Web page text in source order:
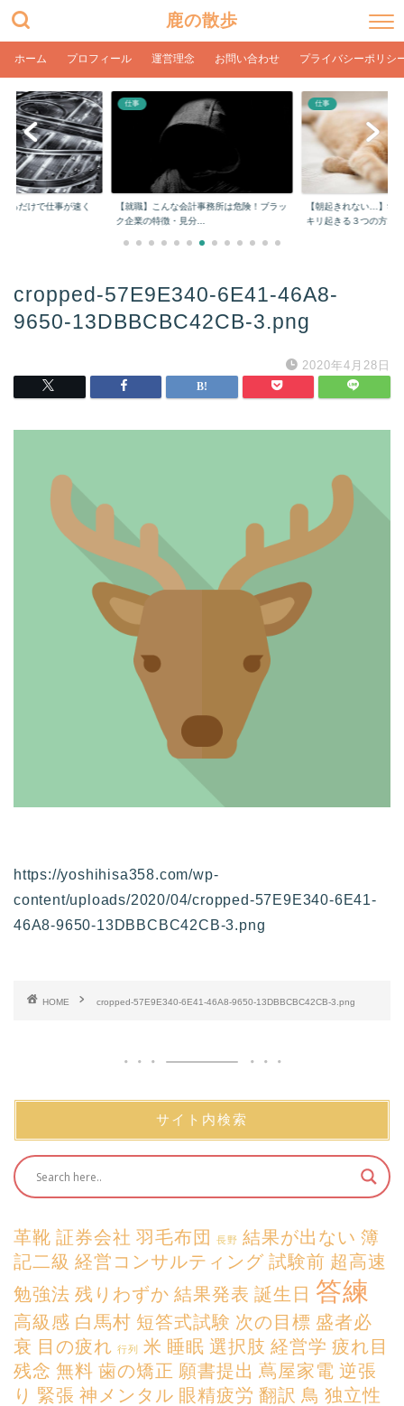
鹿の散歩
ホーム プロフィール 運営理念 お問い合わせ プライバシーポリシ
るだけで仕事が速く
仕事
【就職】こんな会計事務所は危険！ブラッ
ク企業の特徴・見分...
仕事
【朝起きれない…】学
キリ起きる３つの方...
cropped-57E9E340-6E41-46A8-
9650-13DBBCBC42CB-3.png
2020年4月28日
https://yoshihisa358.com/wp-
content/uploads/2020/04/cropped-57E9E340-6E41-
46A8-9650-13DBBCBC42CB-3.png
HOME cropped-57E9E340-6E41-46A8-9650-13DBBCBC42CB-3.png
サイト内検索
革靴 証券会社 羽毛布団 長野 結果が出ない 簿
記二級 経営コンサルティング 試験前 超高速
勉強法 残りわずか 結果発表 誕生日 答練
高級感 白馬村 短答式試験 次の目標 盛者必
衰 目の疲れ 行列 米 睡眠 選択肢 経営学 疲れ目
残念 無料 歯の矯正 願書提出 蔦屋家電 逆張
り 緊張 神メンタル 眼精疲労 翻訳 鳥 独立性